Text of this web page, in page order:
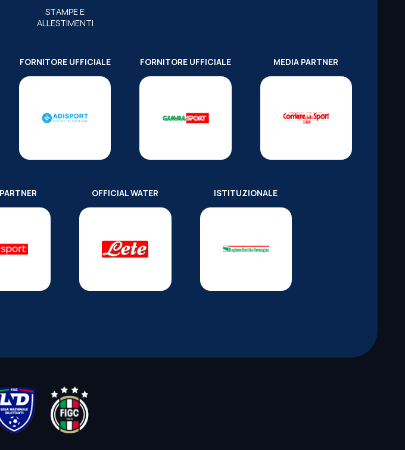
STAMPE E
ALLESTIMENTI
FORNITORE UFFICIALE FORNITORE UFFICIALE MEDIA PARTNER
OFFICIAL WATER ISTITUZIONALE